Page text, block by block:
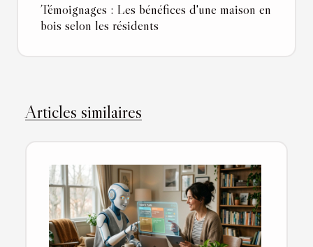
Témoignages : Les bénéfices d'une maison en
bois selon les résidents
Articles similaires